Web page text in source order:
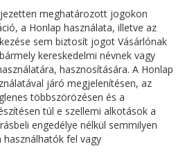
meghatározott jogokon
a Honlap használata, illetve az
sem biztosít jogot Vásárlónak
kereskedelmi névnek vagy
hasznosítására. A Honlap
járó megjelenítésen, az
többszörözésen és a
túl e szellemi alkotások a
engedélye nélkül semmilyen
fel vagy